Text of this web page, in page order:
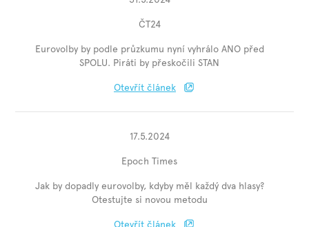
ČT24
Eurovolby by podle průzkumu nyní vyhrálo ANO před
SPOLU. Piráti by přeskočili STAN
Otevřít článek
17.5.2024
Epoch Times
Jak by dopadly eurovolby, kdyby měl každý dva hlasy?
Otestujte si novou metodu
Otevřít článek